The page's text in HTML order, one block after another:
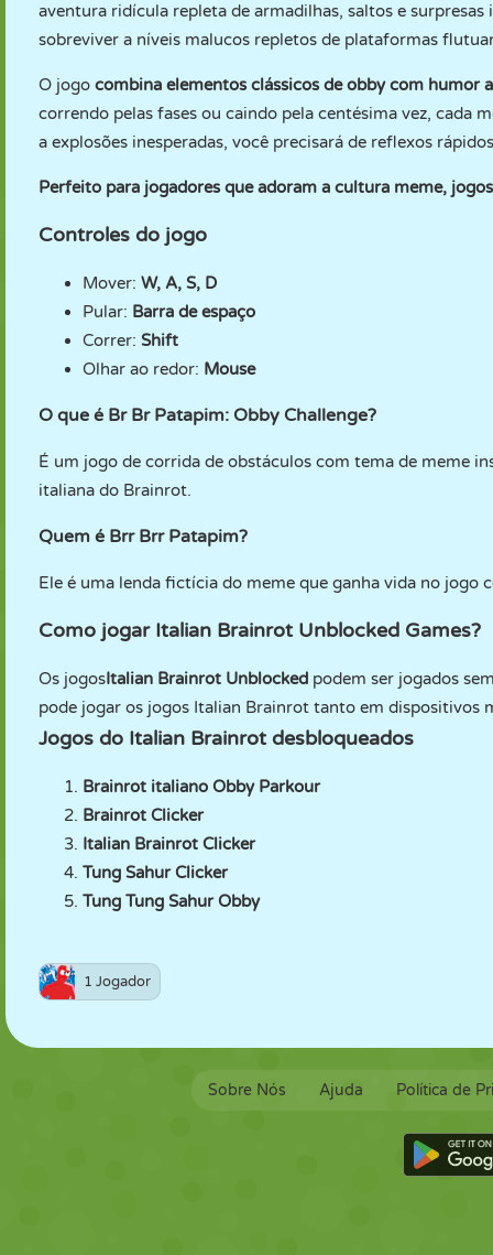
aventura ridícula repleta de armadilhas, saltos e
sobreviver a níveis malucos repletos de plataformas
O jogo combina elementos clássicos de obby com humor
correndo pelas fases ou caindo pela centésima vez, cada
a explosões inesperadas, você precisará de reflexos
Perfeito para jogadores que adoram a cultura meme,
Controles do jogo
Mover: W, A, S, D
Pular: Barra de espaço
Correr: Shift
Olhar ao redor: Mouse
O que é Br Br Patapim: Obby Challenge?
É um jogo de corrida de obstáculos com tema de meme
italiana do Brainrot.
Quem é Brr Brr Patapim?
Ele é uma lenda fictícia do meme que ganha vida no
Como jogar Italian Brainrot Unblocked Games?
Os jogosItalian Brainrot Unblocked podem ser jogados
pode jogar os jogos Italian Brainrot tanto em dispositivos
Jogos do Italian Brainrot desbloqueados
Brainrot italiano Obby Parkour
Brainrot Clicker
Italian Brainrot Clicker
Tung Sahur Clicker
Tung Tung Sahur Obby
1 Jogador
Sobre Nós Ajuda Política de